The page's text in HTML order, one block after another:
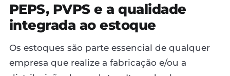
PEPS, PVPS e a qualidade
integrada ao estoque
Os estoques são parte essencial de qualquer
empresa que realize a fabricação e/ou a